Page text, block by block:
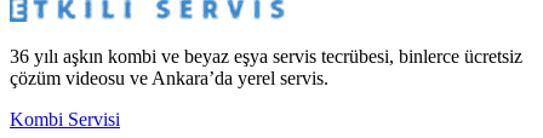
36 yılı aşkın kombi ve beyaz eşya servis tecrübesi, binlerce ücretsiz
çözüm videosu ve Ankara’da yerel servis.
Kombi Servisi